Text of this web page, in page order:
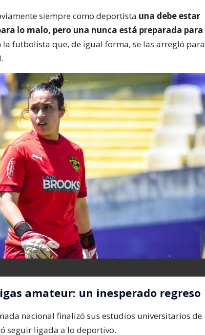
siempre como deportista una debe estar
lo malo, pero una nunca está preparada para
la futbolista que, de igual forma, se las arregló para
amateur: un inesperado regreso
nacional finalizó sus estudios universitarios de
seguir ligada a lo deportivo.